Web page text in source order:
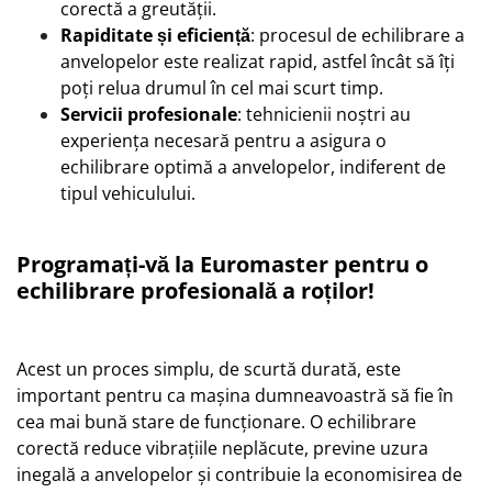
corectă a greutății.
Rapiditate și eficiență: procesul de echilibrare a
anvelopelor este realizat rapid, astfel încât să îți
poți relua drumul în cel mai scurt timp.
Servicii profesionale: tehnicienii noștri au
experiența necesară pentru a asigura o
echilibrare optimă a anvelopelor, indiferent de
tipul vehiculului.
Programați-vă la Euromaster pentru o
echilibrare profesională a roților!
Acest un proces simplu, de scurtă durată, este
important pentru ca mașina dumneavoastră să fie în
cea mai bună stare de funcționare. O echilibrare
corectă reduce vibrațiile neplăcute, previne uzura
inegală a anvelopelor și contribuie la economisirea de